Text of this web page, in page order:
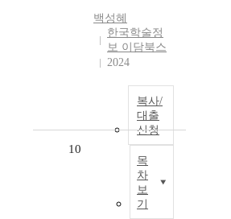
백성혜
한국학술정
보 이담북스
2024
복사/
대출
신청
목
차
보
기
10